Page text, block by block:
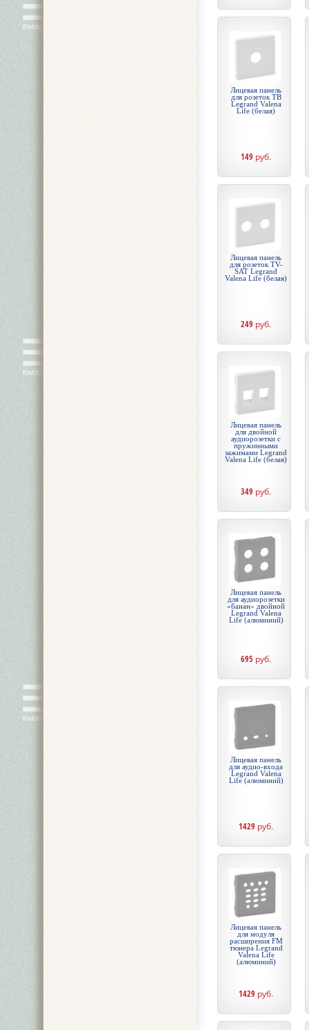
Лицевая панель
для розеток ТВ
Legrand Valena
Life (белая)
149 руб.
Лицевая панель
для розеток TV-
SAT Legrand
Valena Life (белая)
249 руб.
Лицевая панель
для двойной
аудиорозетки с
пружинными
зажимами Legrand
Valena Life (белая)
349 руб.
Лицевая панель
для аудиорозетки
«банан» двойной
Legrand Valena
Life (алюминий)
695 руб.
Лицевая панель
для аудио-входа
Legrand Valena
Life (алюминий)
1429 руб.
Лицевая панель
для модуля
расширения FM
тюнера Legrand
Valena Life
(алюминий)
1429 руб.